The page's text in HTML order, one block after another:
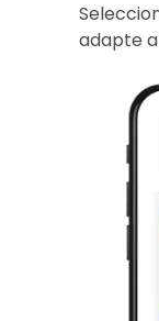
adapte